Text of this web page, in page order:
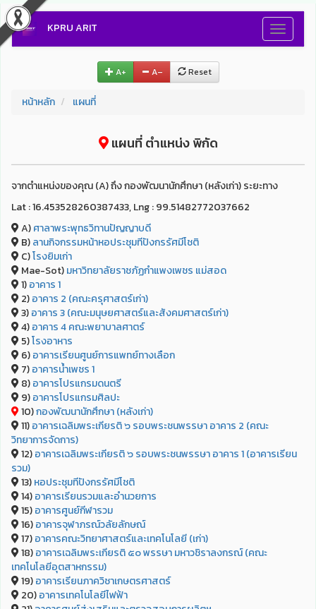
Toggle
KPRU ARIT
A+ A– Reset
หน้าหลัก แผนที่
แผนที่ ตำแหน่ง พิกัด
จากตำแหน่งของคุณ (A) ถึง กองพัฒนานักศึกษา (หลังเก่า) ระยะทาง
Lat : 16.453528260387433, Lng : 99.51482772037662
A)ศาลาพระพุทธวิทานปัญญาบดี
B)ลานกิจกรรมหน้าหอประชุมทีปังกรรัศมีโชติ
C)โรงยิมเก่า
Mae-Sot)มหาวิทยาลัยราชภัฏกำแพงเพชร แม่สอด
1)อาคาร 1
2)อาคาร 2 (คณะครุศาสตร์เก่า)
3)อาคาร 3 (คณะมนุษยศาสตร์และสังคมศาสตร์เก่า)
4)อาคาร 4 คณะพยาบาลศาตร์
5)โรงอาหาร
6)อาคารเรียนศูนย์การแพทย์ทางเลือก
7)อาคารน้ำเพชร 1
8)อาคารโปรแกรมดนตรี
9)อาคารโปรแกรมศิลปะ
10)กองพัฒนานักศึกษา (หลังเก่า)
11)อาคารเฉลิมพระเกียรติ ๖ รอบพระชนพรรษา อาคาร 2 (คณะ
วิทยาการจัดการ)
12)อาคารเฉลิมพระเกียรติ ๖ รอบพระชนพรรษา อาคาร 1 (อาคารเรียน
รวม)
13)หอประชุมทีปังกรรัศมีโชติ
14)อาคารเรียนรวมและอำนวยการ
15)อาคารศูนย์กีฬารวม
16)อาคารจุฬาภรณ์วลัยลักษณ์
17)อาคารคณะวิทยาศาสตร์และเทคโนโลยี (เก่า)
18)อาคารเฉลิมพระเกียรติ ๕๐ พรรษา มหาวชิราลงกรณ์ (คณะ
เทคโนโลยีอุตสาหกรรม)
19)อาคารเรียนภาควิชาเกษตรศาสตร์
20)อาคารเทคโนโลยีไฟฟ้า